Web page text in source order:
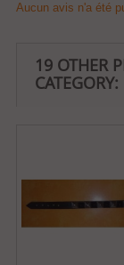
Aucun avis n'a été
19 OTHER
CATEGORY: